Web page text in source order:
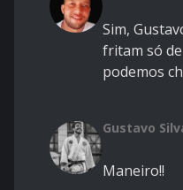
Sim,
fritam só
podemos
Gustavo
Maneiro!!